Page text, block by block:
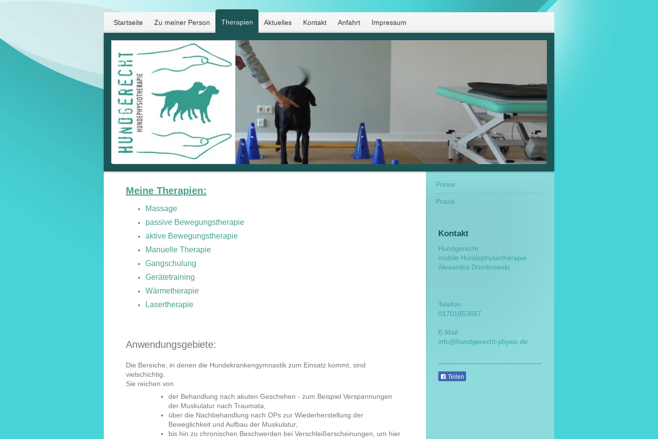
Startseite Zu meiner Person Therapien Aktuelles Kontakt Anfahrt Impressum
Meine Therapien:
Massage
passive Bewegungstherapie
aktive Bewegungstherapie
Manuelle Therapie
Gangschulung
Gerätetraining
Wärmetherapie
Lasertherapie
Anwendungsgebiete:
Die Bereiche, in denen die Hundekrankengymnastik zum Einsatz kommt, sind
vielschichtig.
Sie reichen von
der Behandlung nach akuten Geschehen - zum Beispiel Verspannungen
der Muskulatur nach Traumata,
über die Nachbehandlung nach OPs zur Wiederherstellung der
Beweglichkeit und Aufbau der Muskulatur,
bis hin zu chronischen Beschwerden bei Verschleißerscheinungen, um hier
Preise
Praxis
Kontakt
Hundgerecht
mobile Hundephysiotherapie
Alexandra Dombrowski
Telefon
01701853687
E-Mail
info@hundgerecht-physio.de
Teilen